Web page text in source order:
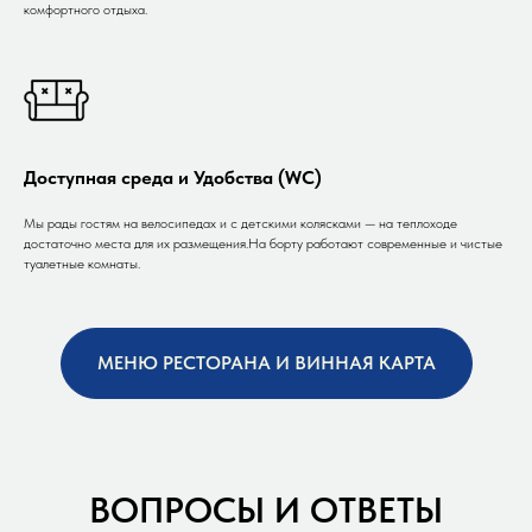
комфортного отдыха.
Доступная среда и Удобства (WC)
Мы рады гостям на велосипедах и с детскими колясками — на теплоходе
достаточно места для их размещения.На борту работают современные и чистые
туалетные комнаты.
МЕНЮ РЕСТОРАНА И ВИННАЯ КАРТА
ВОПРОСЫ И ОТВЕТЫ